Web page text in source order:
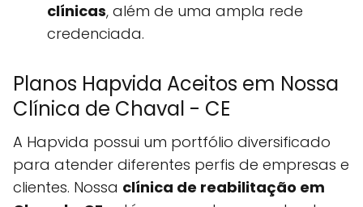
clínicas, além de uma ampla rede
credenciada.
Planos Hapvida Aceitos em Nossa
Clínica de Chaval - CE
A Hapvida possui um portfólio diversificado
para atender diferentes perfis de empresas e
clientes. Nossa clínica de reabilitação em